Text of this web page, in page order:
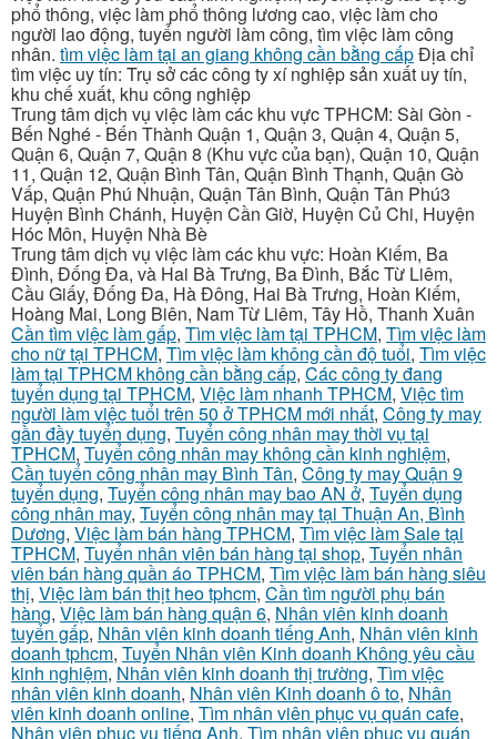
phổ thông, việc làm phổ thông lương cao, việc làm cho
người lao động, tuyển người làm công, tìm việc làm công
nhân. tìm việc làm tại an giang không cần bằng cấpĐịa chỉ
tìm việc uy tín: Trụ sở các công ty xí nghiệp sản xuất uy tín,
khu chế xuất, khu công nghiệp
Trung tâm dịch vụ việc làm các khu vực TPHCM: Sài Gòn -
Bến Nghé - Bến Thành Quận 1, Quận 3, Quận 4, Quận 5,
Quận 6, Quận 7, Quận 8 (Khu vực của bạn), Quận 10, Quận
11, Quận 12, Quận Bình Tân, Quận Bình Thạnh, Quận Gò
Vấp, Quận Phú Nhuận, Quận Tân Bình, Quận Tân Phú3
Huyện Bình Chánh, Huyện Cần Giờ, Huyện Củ Chi, Huyện
Hóc Môn, Huyện Nhà Bè
Trung tâm dịch vụ việc làm các khu vực: Hoàn Kiếm, Ba
Đình, Đống Đa, và Hai Bà Trưng, Ba Đình, Bắc Từ Liêm,
Cầu Giấy, Đống Đa, Hà Đông, Hai Bà Trưng, Hoàn Kiếm,
Hoàng Mai, Long Biên, Nam Từ Liêm, Tây Hồ, Thanh Xuân
Cần tìm việc làm gấp, Tìm việc làm tại TPHCM, Tìm việc làm
cho nữ tại TPHCM, Tìm việc làm không cần độ tuổi, Tìm việc
làm tại TPHCM không cần bằng cấp, Các công ty đang
tuyển dụng tại TPHCM, Việc làm nhanh TPHCM, Việc tìm
người làm việc tuổi trên 50 ở TPHCM mới nhất, Công ty may
gần đầy tuyển dụng, Tuyển công nhân may thời vụ tại
TPHCM, Tuyển công nhân may không cần kinh nghiệm,
Cần tuyển công nhân may Bình Tân, Công ty may Quận 9
tuyển dụng, Tuyển công nhân may bao AN ở, Tuyển dụng
công nhân may, Tuyển công nhân may tại Thuận An, Bình
Dương, Việc làm bán hàng TPHCM, Tìm việc làm Sale tại
TPHCM, Tuyển nhân viên bán hàng tại shop, Tuyển nhân
viên bán hàng quần áo TPHCM, Tìm việc làm bán hàng siêu
thị, Việc làm bán thịt heo tphcm, Cần tìm người phụ bán
hàng, Việc làm bán hàng quận 6, Nhân viên kinh doanh
tuyển gấp, Nhân viên kinh doanh tiếng Anh, Nhân viên kinh
doanh tphcm, Tuyển Nhân viên Kinh doanh Không yêu cầu
kinh nghiệm, Nhân viên kinh doanh thị trường, Tìm việc
nhân viên kinh doanh, Nhân viên Kinh doanh ô to, Nhân
viên kinh doanh online, Tìm nhân viên phục vụ quán cafe,
Nhân viên phục vụ tiếng Anh, Tìm nhân viên phục vụ quán